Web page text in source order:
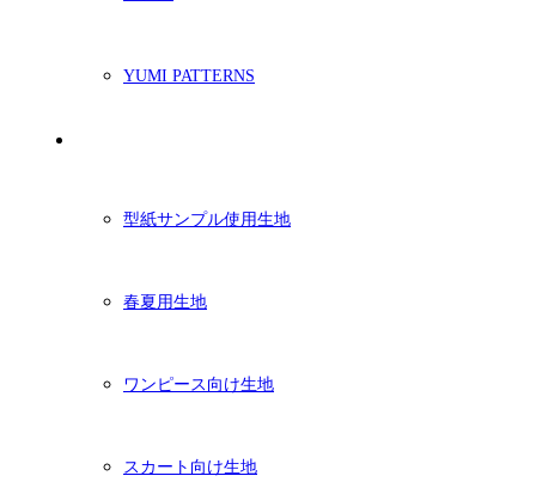
YUMI PATTERNS
型紙サンプル使用生地
春夏用生地
ワンピース向け生地
スカート向け生地